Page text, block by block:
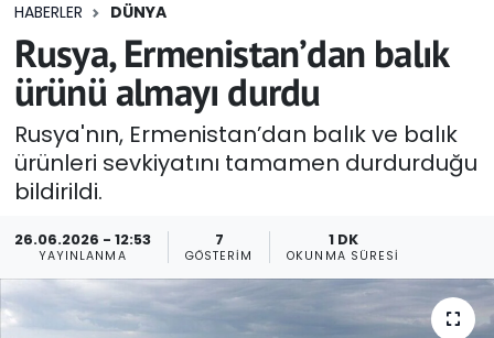
HABERLER DÜNYA
Rusya, Ermenistan’dan balık
ürünü almayı durdu
Rusya'nın, Ermenistan’dan balık ve balık
ürünleri sevkiyatını tamamen durdurduğu
bildirildi.
26.06.2026 - 12:53
YAYINLANMA
7
GÖSTERIM
1 DK
OKUNMA SÜRESI
Eğitim
Ekonomi
Foto Galeri
GEZİ
Güncel
Gündem
Tüm Manşetler
Son Dakika Haberleri
Haber Arşivi